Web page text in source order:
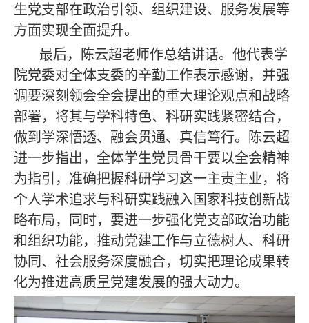
生党支部在政治引领、组织建设、服务发展等
方面实现全面提升。
最后，陈云超老师作总结讲话。他代表学
院党委对全体支委的辛勤工作表示感谢，并强
调要深刻领会全会提出的重大理论观点和战略
部署，将其与学科特色、科研实践紧密结合，
做到学深悟透、融会贯通、真信笃行。陈云超
进一步指出，全体学生党员骨干要以全会精神
为指引，准确把握科研学习这一主责主业，将
个人学术追求与科研实践融入国家科技创新战
略布局，同时，要进一步强化党支部政治功能
和组织功能，推动党建工作与立德树人、科研
协同、社会服务深度融合，切实把理论成果转
化为推进高质量党建发展的强大动力。